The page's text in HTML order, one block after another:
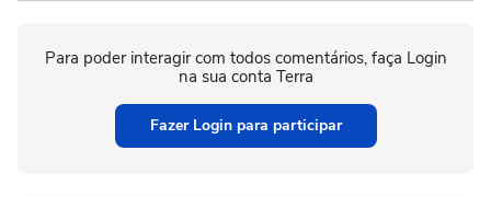
Para poder interagir com todos comentários, faça Login
na sua conta Terra
Fazer Login para participar